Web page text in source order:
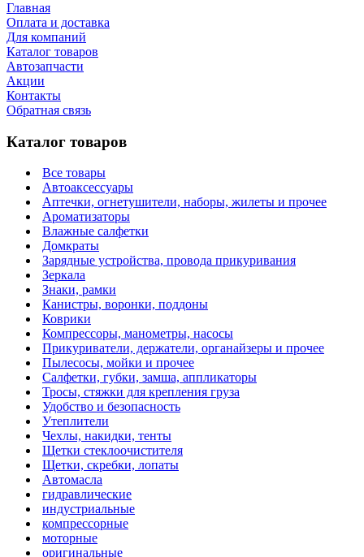
Главная
Оплата и доставка
Для компаний
Каталог товаров
Автозапчасти
Акции
Контакты
Обратная связь
Каталог товаров
Все товары
Автоаксессуары
Аптечки, огнетушители, наборы, жилеты и прочее
Ароматизаторы
Влажные салфетки
Домкраты
Зарядные устройства, провода прикуривания
Зеркала
Знаки, рамки
Канистры, воронки, поддоны
Коврики
Компрессоры, манометры, насосы
Прикуриватели, держатели, органайзеры и прочее
Пылесосы, мойки и прочее
Салфетки, губки, замша, аппликаторы
Тросы, стяжки для крепления груза
Удобство и безопасность
Утеплители
Чехлы, накидки, тенты
Щетки стеклоочистителя
Щетки, скребки, лопаты
Автомасла
гидравлические
индустриальные
компрессорные
моторные
оригинальные